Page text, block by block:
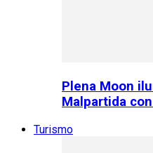
Plena Moon
Malpartida
Turismo